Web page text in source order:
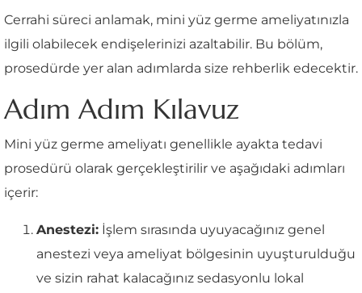
Cerrahi süreci anlamak, mini yüz germe ameliyatınızla
ilgili olabilecek endişelerinizi azaltabilir. Bu bölüm,
prosedürde yer alan adımlarda size rehberlik edecektir.
Adım Adım Kılavuz
Mini yüz germe ameliyatı genellikle ayakta tedavi
prosedürü olarak gerçekleştirilir ve aşağıdaki adımları
içerir:
Anestezi: İşlem sırasında uyuyacağınız genel
anestezi veya ameliyat bölgesinin uyuşturulduğu
ve sizin rahat kalacağınız sedasyonlu lokal